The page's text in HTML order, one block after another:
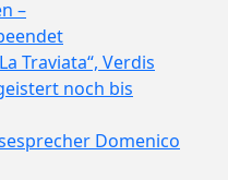
–
Traviata“, Verdis
noch bis
Domenico